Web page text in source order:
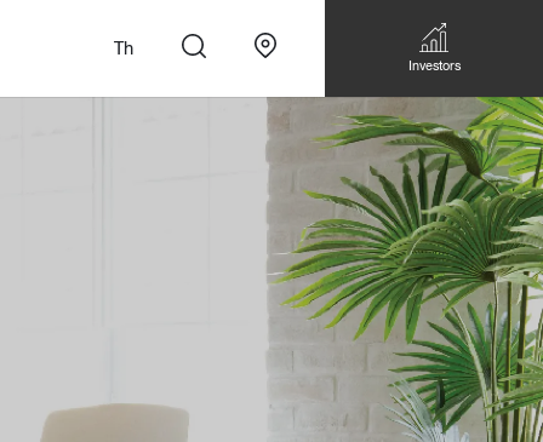
Walk-in closet &
Storage
เหมาะกับทุกไลฟ์
Custom Dining Table
Th
Investors